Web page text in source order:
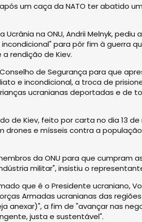
um caça da NATO ter abatido
na ONU, Andrii Melnyk, pediu
para pôr fim à guerra
rendição de Kiev.
de Segurança para que
e incondicional, a troca de
ucranianas deportadas e de
de Kiev, feito por carta no dia 13
drones e mísseis contra a
da ONU para que cumpram
militar", insistiu o
que é o Presidente ucraniano,
Armadas ucranianas das
anexar)", a fim de "avançar nas
justa e sustentável".